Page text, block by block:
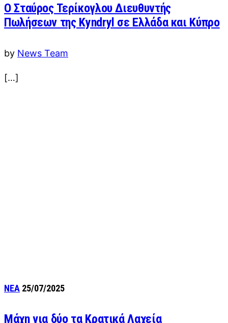
Ο Σταύρος Τερίκογλου Διευθυντής
Πωλήσεων της Kyndryl σε Ελλάδα και Κύπρο
by News Team
[…]
ΝΕΑ 25/07/2025
Μάχη για δύο τα Κρατικά Λαχεία